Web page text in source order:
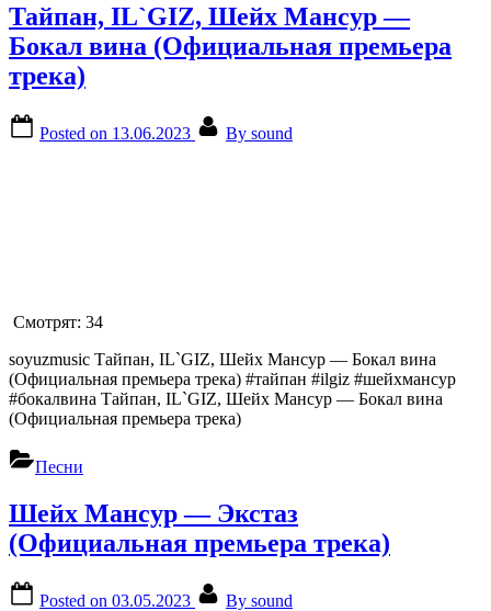
Тайпан, IL`GIZ, Шейх Мансур —
Бокал вина (Официальная премьера
трека)
Posted on 13.06.2023 By sound
Смотрят: 34
soyuzmusic Тайпан, IL`GIZ, Шейх Мансур — Бокал вина
(Официальная премьера трека) #тайпан #ilgiz #шейхмансур
#бокалвина Тайпан, IL`GIZ, Шейх Мансур — Бокал вина
(Официальная премьера трека)
Песни
Шейх Мансур — Экстаз
(Официальная премьера трека)
Posted on 03.05.2023 By sound